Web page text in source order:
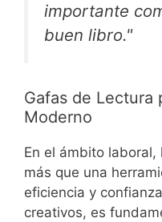
importante
buen libro."
Gafas de Lectura
Moderno
En el ámbito laboral,
más que una
eficiencia y
creativos, es